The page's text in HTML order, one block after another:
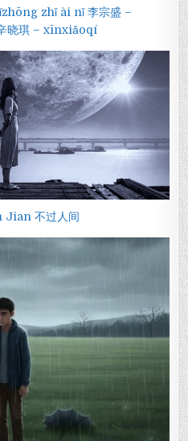
zhǐ ài nǐ 李宗盛 –
晓琪 – xīnxiǎoqí
Jian 不过人间